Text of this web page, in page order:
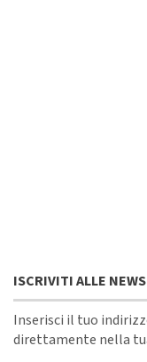
ISCRIVITI ALLE
Inserisci il tuo
direttamente nella